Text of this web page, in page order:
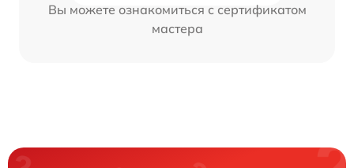
Вы можете ознакомиться с сертификатом
мастера